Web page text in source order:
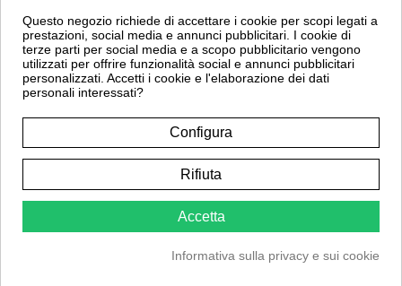
Questo negozio richiede di accettare i cookie per scopi legati a
prestazioni, social media e annunci pubblicitari. I cookie di
terze parti per social media e a scopo pubblicitario vengono
utilizzati per offrire funzionalità social e annunci pubblicitari
personalizzati. Accetti i cookie e l'elaborazione dei dati
personali interessati?
Configura
Rifiuta
Accetta
Informativa sulla privacy e sui cookie